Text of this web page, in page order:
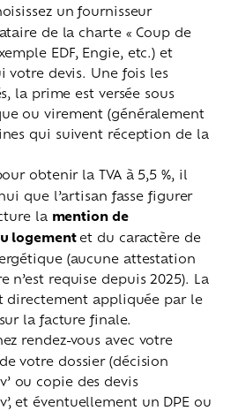
un fournisseur
de la charte « Coup de
EDF, Engie, etc.) et
votre devis. Une fois les
la prime est versée sous
ou virement (généralement
qui suivent réception de la
obtenir la TVA à 5,5 %, il
que l’artisan fasse figurer
la mention de
logement et du caractère de
(aucune attestation
n’est requise depuis 2025). La
directement appliquée par le
la facture finale.
rendez-vous avec votre
votre dossier (décision
ou copie des devis
et éventuellement un DPE ou